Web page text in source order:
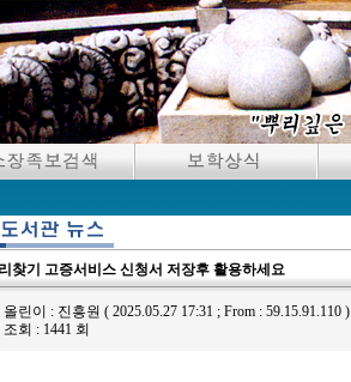
찾기 고증서비스 신청서 저장후 활용하세요
올린이 : 진흥원 ( 2025.05.27 17:31 ; From : 59.15.91.110 )
조회 : 1441 회